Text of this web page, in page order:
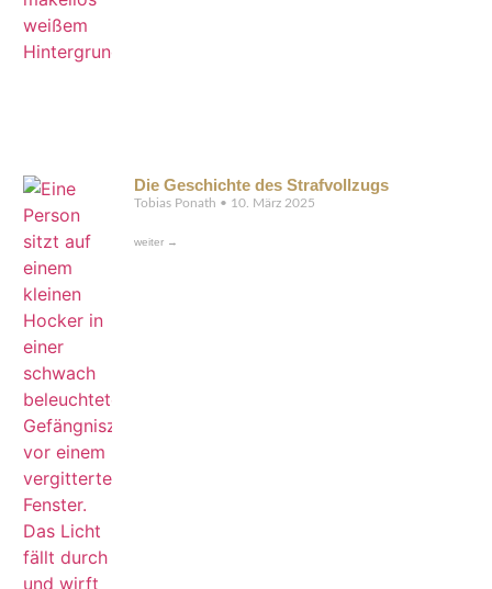
Die Geschichte des Strafvollzugs
Tobias Ponath 10. März 2025
weiter →